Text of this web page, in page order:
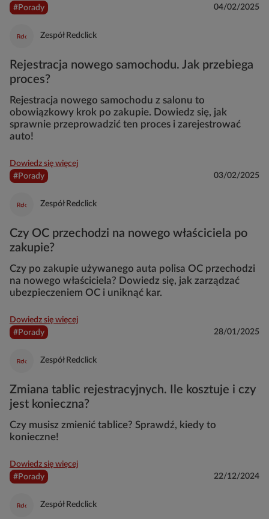
#Porady
04/02/2025
Zespół Redclick
Rejestracja nowego samochodu. Jak przebiega
proces?
Rejestracja nowego samochodu z salonu to
obowiązkowy krok po zakupie. Dowiedz się, jak
sprawnie przeprowadzić ten proces i zarejestrować
auto!
Dowiedz się więcej
#Porady
03/02/2025
Zespół Redclick
Czy OC przechodzi na nowego właściciela po
zakupie?
Czy po zakupie używanego auta polisa OC przechodzi
na nowego właściciela? Dowiedz się, jak zarządzać
ubezpieczeniem OC i uniknąć kar.
Dowiedz się więcej
#Porady
28/01/2025
Zespół Redclick
Zmiana tablic rejestracyjnych. Ile kosztuje i czy
jest konieczna?
Czy musisz zmienić tablice? Sprawdź, kiedy to
konieczne!
Dowiedz się więcej
#Porady
22/12/2024
Zespół Redclick